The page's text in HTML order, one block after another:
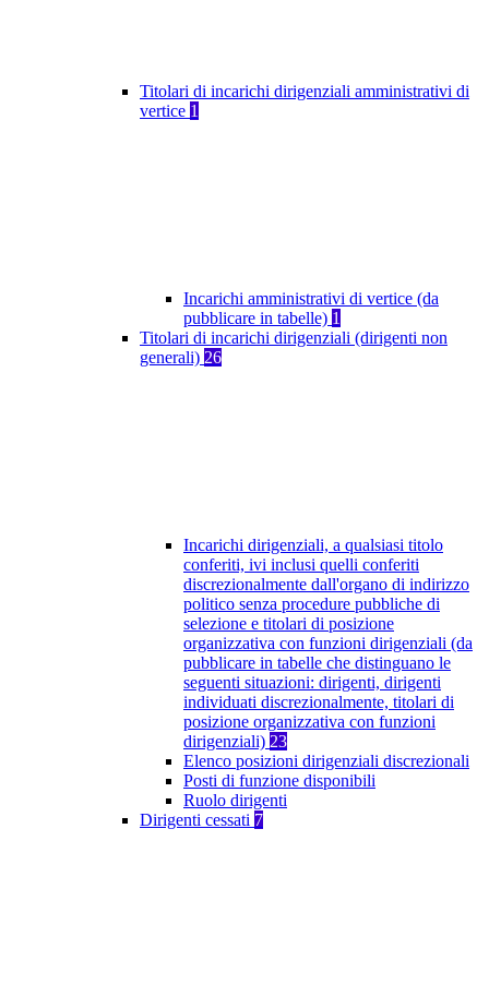
Titolari di incarichi dirigenziali amministrativi di
vertice 1
Incarichi amministrativi di vertice (da
pubblicare in tabelle) 1
Titolari di incarichi dirigenziali (dirigenti non
generali) 26
Incarichi dirigenziali, a qualsiasi titolo
conferiti, ivi inclusi quelli conferiti
discrezionalmente dall'organo di indirizzo
politico senza procedure pubbliche di
selezione e titolari di posizione
organizzativa con funzioni dirigenziali (da
pubblicare in tabelle che distinguano le
seguenti situazioni: dirigenti, dirigenti
individuati discrezionalmente, titolari di
posizione organizzativa con funzioni
dirigenziali) 23
Elenco posizioni dirigenziali discrezionali
Posti di funzione disponibili
Ruolo dirigenti
Dirigenti cessati 7